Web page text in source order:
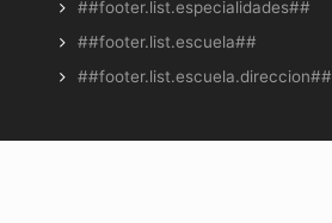
##footer.list.especialidades##
##footer.list.escuela##
##footer.list.escuela.direccion##